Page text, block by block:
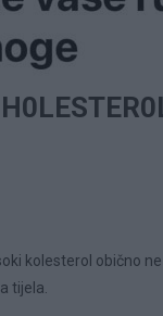
kolesterol obično
tijela.